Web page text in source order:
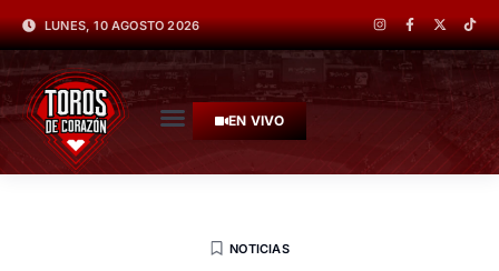
LUNES, 10 AGOSTO 2026
EN VIVO
NOTICIAS